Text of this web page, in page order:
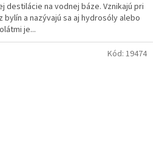
destilácie na vodnej báze. Vznikajú pri
a nazývajú sa aj hydrosóly alebo
je...
Kód: 19474